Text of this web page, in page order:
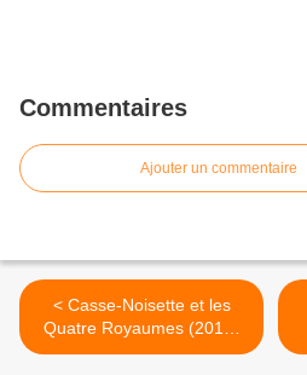
Commentaires
Ajouter un commentaire
< Casse-Noisette et les
Quatre Royaumes (2018)
de Lasse Hallström et Joe